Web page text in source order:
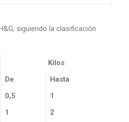
siguiendo la clasificación
Kilos
De
Hasta
0,5
1
1
2